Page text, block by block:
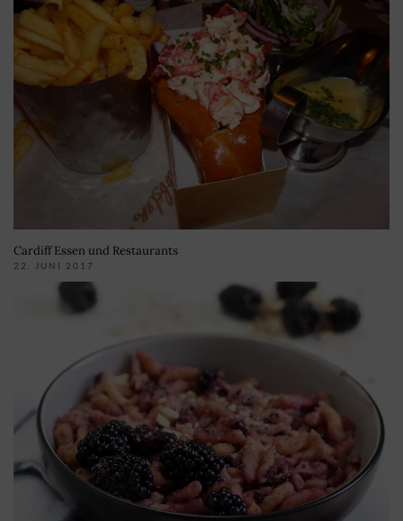
Cardiff Essen und Restaurants
22. JUNI 2017